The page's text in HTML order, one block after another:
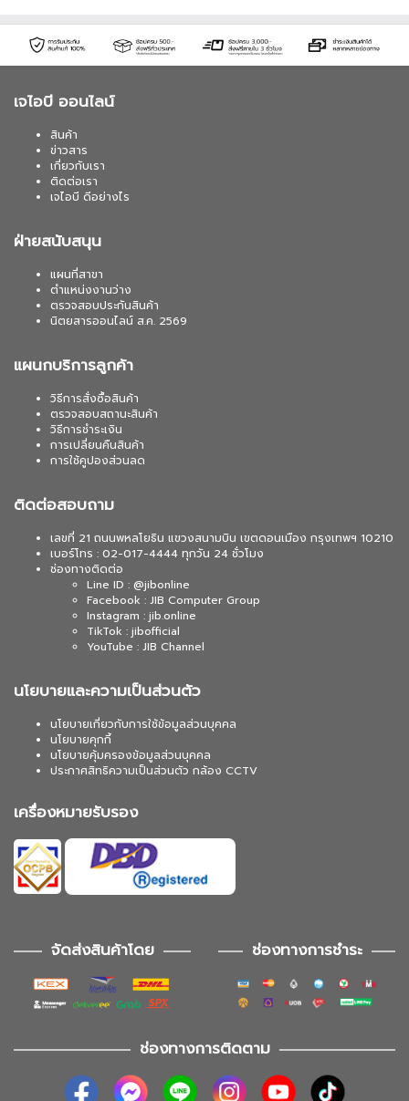
เจไอบี ออนไลน์
สินค้า
ข่าวสาร
เกี่ยวกับเรา
ติดต่อเรา
เจไอบี ดีอย่างไร
ฝ่ายสนับสนุน
แผนที่สาขา
ตำแหน่งงานว่าง
ตรวจสอบประกันสินค้า
นิตยสารออนไลน์ ส.ค. 2569
แผนกบริการลูกค้า
วิธีการสั่งซื้อสินค้า
ตรวจสอบสถานะสินค้า
วิธีการชำระเงิน
การเปลี่ยนคืนสินค้า
การใช้คูปองส่วนลด
ติดต่อสอบถาม
เลขที่ 21 ถนนพหลโยธิน แขวงสนามบิน เขตดอนเมือง กรุงเทพฯ 10210
เบอร์โทร : 02-017-4444 ทุกวัน 24 ชั่วโมง
ช่องทางติดต่อ
Line ID : @jibonline
Facebook : JIB Computer Group
Instagram : jib.online
TikTok : jibofficial
YouTube : JIB Channel
นโยบายและความเป็นส่วนตัว
นโยบายเกี่ยวกับการใช้ข้อมูลส่วนบุคคล
นโยบายคุกกี้
นโยบายคุ้มครองข้อมูลส่วนบุคคล
ประกาศสิทธิความเป็นส่วนตัว กล้อง CCTV
เครื่องหมายรับรอง
จัดส่งสินค้าโดย ช่องทางการชำระ
ช่องทางการติดตาม